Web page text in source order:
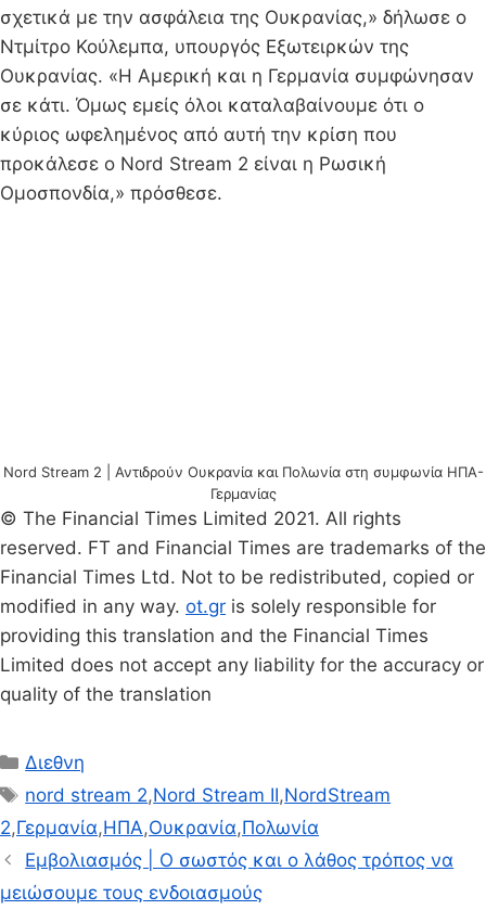
σχετικά με την ασφάλεια της Ουκρανίας,» δήλωσε ο
Ντμίτρο Κούλεμπα, υπουργός Εξωτειρκών της
Ουκρανίας. «Η Αμερική και η Γερμανία συμφώνησαν
σε κάτι. Όμως εμείς όλοι καταλαβαίνουμε ότι ο
κύριος ωφελημένος από αυτή την κρίση που
προκάλεσε ο Nord Stream 2 είναι η Ρωσική
Ομοσπονδία,» πρόσθεσε.
Nord Stream 2 | Αντιδρούν Ουκρανία και Πολωνία στη συμφωνία ΗΠΑ-
Γερμανίας
© The Financial Times Limited 2021. All rights
reserved. FT and Financial Times are trademarks of the
Financial Times Ltd. Not to be redistributed, copied or
modified in any way. ot.gr is solely responsible for
providing this translation and the Financial Times
Limited does not accept any liability for the accuracy or
quality of the translation
Κατηγορίες
Διεθνη
Ετικέτες
nord stream 2,Nord Stream II,NordStream
2,Γερμανία,ΗΠΑ,Ουκρανία,Πολωνία
Εμβολιασμός | Ο σωστός και ο λάθος τρόπος να
μειώσουμε τους ενδοιασμούς